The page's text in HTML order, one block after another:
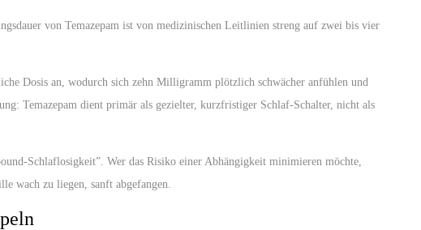
von Temazepam ist von medizinischen Leitlinien streng auf zwei bis vier
Dosis an, wodurch sich zehn Milligramm plötzlich schwächer anfühlen und
Temazepam dient primär als gezielter, kurzfristiger Schlaf-Schalter, nicht als
Schlaflosigkeit”. Wer das Risiko einer Abhängigkeit minimieren möchte,
wach zu liegen, sanft abgefangen.